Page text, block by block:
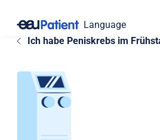
Language
Ich habe Peniskrebs im